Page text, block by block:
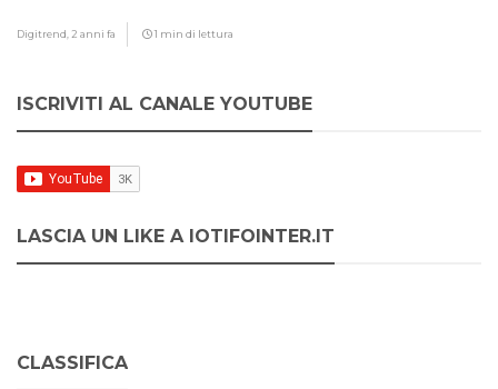
Digitrend, 2 anni fa 1 min di lettura
ISCRIVITI AL CANALE YOUTUBE
LASCIA UN LIKE A IOTIFOINTER.IT
CLASSIFICA